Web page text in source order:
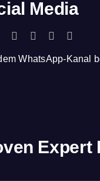
Media
WhatsApp-Kanal
Expert